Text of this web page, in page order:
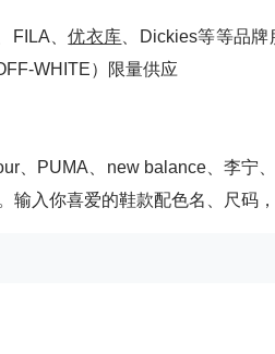
FILA、优衣库 、Dickies等等品
WHITE）限量供应
、PUMA、new balance、李宁
输入你喜爱的鞋款配色名、尺码，